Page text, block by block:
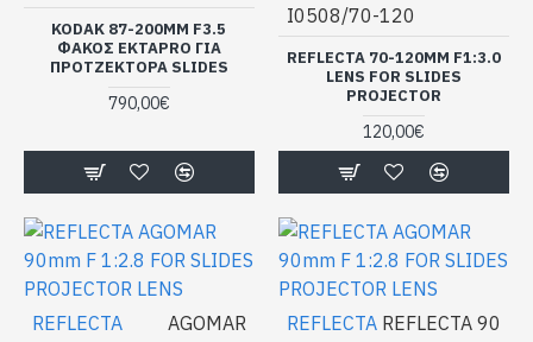
KODAK 87-200MM F3.5
ΦΑΚΟΣ EKTAPRO ΓΙΑ
ΠΡΟΤΖΕΚΤΟΡΑ SLIDES
790,00€
Ι0508/70-120
REFLECTA 70-120MM F1:3.0
LENS FOR SLIDES
PROJECTOR
120,00€
REFLECTA AGOMAR REFLECTA REFLECTA 90